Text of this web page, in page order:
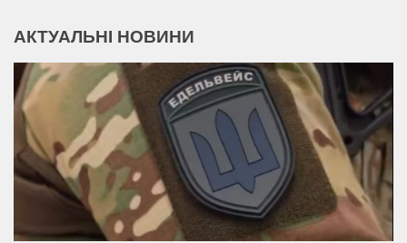
АКТУАЛЬНІ НОВИНИ